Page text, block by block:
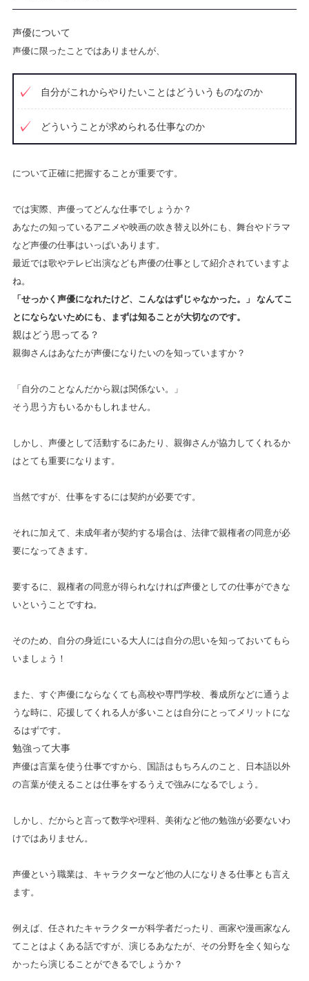
声優について
声優に限ったことではありませんが、
自分がこれからやりたいことはどういうものなのか
どういうことが求められる仕事なのか
について正確に把握することが重要です。
では実際、声優ってどんな仕事でしょうか？
あなたの知っているアニメや映画の吹き替え以外にも、舞台やドラマ
など声優の仕事はいっぱいあります。
最近では歌やテレビ出演なども声優の仕事として紹介されていますよ
ね。
「せっかく声優になれたけど、こんなはずじゃなかった。」 なんてこ
とにならないためにも、まずは知ることが大切なのです。
親はどう思ってる？
親御さんはあなたが声優になりたいのを知っていますか？
「自分のことなんだから親は関係ない。」
そう思う方もいるかもしれません。
しかし、声優として活動するにあたり、親御さんが協力してくれるか
はとても重要になります。
当然ですが、仕事をするには契約が必要です。
それに加えて、未成年者が契約する場合は、法律で親権者の同意が必
要になってきます。
要するに、親権者の同意が得られなければ声優としての仕事ができな
いということですね。
そのため、自分の身近にいる大人には自分の思いを知っておいてもら
いましょう！
また、すぐ声優にならなくても高校や専門学校、養成所などに通うよ
うな時に、応援してくれる人が多いことは自分にとってメリットにな
るはずです。
勉強って大事
声優は言葉を使う仕事ですから、国語はもちろんのこと、日本語以外
の言葉が使えることは仕事をするうえで強みになるでしょう。
しかし、だからと言って数学や理科、美術など他の勉強が必要ないわ
けではありません。
声優という職業は、キャラクターなど他の人になりきる仕事とも言え
ます。
例えば、任されたキャラクターが科学者だったり、画家や漫画家なん
てことはよくある話ですが、演じるあなたが、その分野を全く知らな
かったら演じることができるでしょうか？